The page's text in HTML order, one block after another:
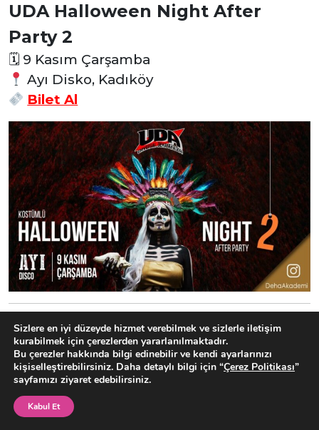
UDA Halloween Night After
Party 2
🗓 9 Kasım Çarşamba
Ayı Disko, Kadıköy
Bilet Al
2-Ankara
Halloween Party
🗓26 Ekim Çarşamba
Keçi
Sizlere en iyi düzeyde hizmet verebilmek ve sizlerle iletişim
kurabilmek için çerezlerden yararlanılmaktadır.
Bu çerezler hakkında bilgi edinebilir ve kendi ayarlarınızı
kişiselleştirebilirsiniz. Daha detaylı bilgi için “Çerez Politikası”
sayfamızı ziyaret edebilirsiniz.
Kabul Et